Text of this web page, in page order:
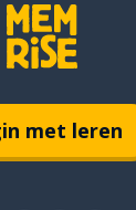
met leren